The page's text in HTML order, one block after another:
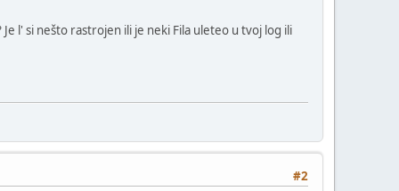
l' si nešto rastrojen ili je neki Fila uleteo u tvoj log ili
#2